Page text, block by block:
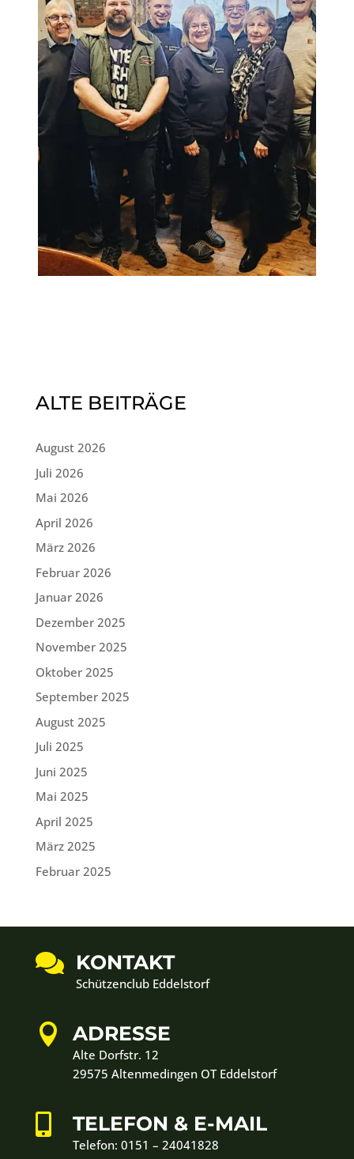
ALTE BEITRÄGE
August 2026
Juli 2026
Mai 2026
April 2026
März 2026
Februar 2026
Januar 2026
Dezember 2025
November 2025
Oktober 2025
September 2025
August 2025
Juli 2025
Juni 2025
Mai 2025
April 2025
März 2025
Februar 2025
 KONTAKT
Schützenclub Eddelstorf
 ADRESSE
Alte Dorfstr. 12
29575 Altenmedingen OT Eddelstorf
 TELEFON & E-MAIL
Telefon: 0151 – 24041828